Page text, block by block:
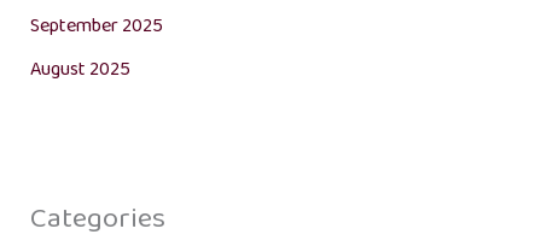
September 2025
August 2025
Categories